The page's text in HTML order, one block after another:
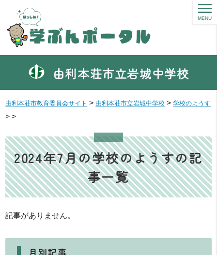
由利本荘市立岩城中学校
MENU
由利本荘市教育委員会サイト > 由利本荘市立岩城中学校 >学校のようす
>>
2024年7月の学校のようすの記
事一覧
記事がありません。
月別記事